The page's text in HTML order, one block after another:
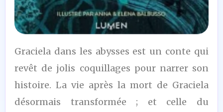
7
/10
Graciela dans les abysses est un conte qui
revêt de jolis coquillages pour narrer son
histoire. La vie après la mort de Graciela
désormais transformée ; et celle du